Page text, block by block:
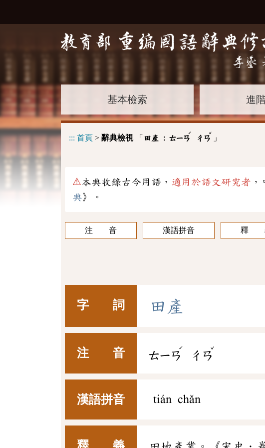
基本檢索 進
::: 首頁 > 辭典檢視「 田產 : ㄊㄧㄢ
ˊ
ㄔㄢ
ˇ
」
⚠本典收錄古今用語， 適用於語文研究者
典》。
注 音 漢語拼音 釋
字 詞 田 產
注 音 ㄊㄧㄢ
ˊ
ㄔㄢ
ˇ
漢語拼音 tián chǎn